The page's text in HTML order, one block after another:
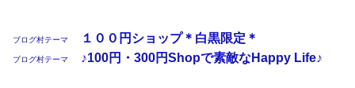
ブログ村テーマ １００円ショップ＊白黒限定＊
ブログ村テーマ ♪100円・300円Shopで素敵なHappy Life♪